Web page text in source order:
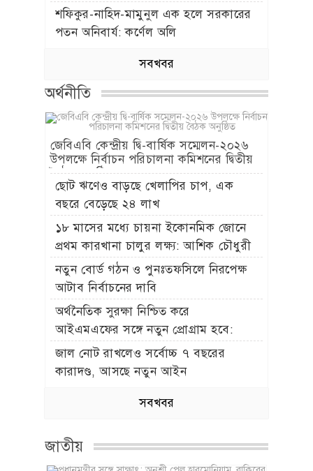
শফিকুর-নাহিদ-মামুনুল এক হলে সরকারের
পতন অনিবার্য: কর্ণেল অলি
সবখবর
অর্থনীতি
জেবিএবি কেন্দ্রীয় দ্বি-বার্ষিক সম্মেলন-২০২৬
উপলক্ষে নির্বাচন পরিচালনা কমিশনের দ্বিতীয়
বৈঠক অনুষ্ঠিত
ছোট ঋণেও বাড়ছে খেলাপির চাপ, এক
বছরে বেড়েছে ২৪ লাখ
১৮ মাসের মধ্যে চায়না ইকোনমিক জোনে
প্রথম কারখানা চালুর লক্ষ্য: আশিক চৌধুরী
নতুন বোর্ড গঠন ও পুনঃতফসিলে নিরপেক্ষ
আটাব নির্বাচনের দাবি
অর্থনৈতিক সুরক্ষা নিশ্চিত করে
আইএমএফের সঙ্গে নতুন প্রোগ্রাম হবে:
অর্থমন্ত্রী
জাল নোট রাখলেও সর্বোচ্চ ৭ বছরের
কারাদণ্ড, আসছে নতুন আইন
সবখবর
জাতীয়